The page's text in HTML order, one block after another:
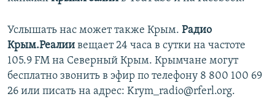
Услышать нас может также Крым. Радио
Крым.Реалии вещает 24 часа в сутки на частоте
105.9 FM на Северный Крым. Крымчане могут
бесплатно звонить в эфир по телефону 8 800 100 69
26 или писать на адрес: Krym_radio@rferl.org.